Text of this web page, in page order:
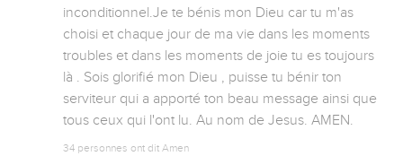
inconditionnel.Je te bénis mon Dieu car tu m'as
choisi et chaque jour de ma vie dans les moments
troubles et dans les moments de joie tu es toujours
là . Sois glorifié mon Dieu , puisse tu bénir ton
serviteur qui a apporté ton beau message ainsi que
tous ceux qui l'ont lu. Au nom de Jesus. AMEN.
34 personnes ont dit Amen